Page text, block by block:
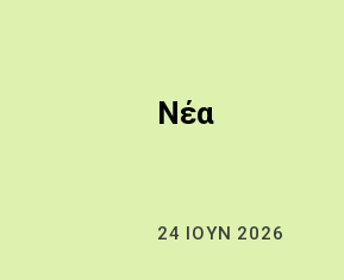
Νέα
24 ΙΟΥΝ 2026